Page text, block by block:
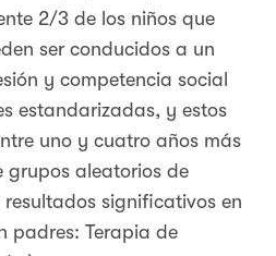
2/3 de los niños que
ser conducidos a un
y competencia social
estandarizadas, y estos
uno y cuatro años más
grupos aleatorios de
significativos en
padres: Terapia de